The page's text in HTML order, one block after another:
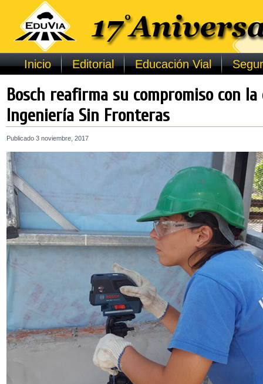
Inicio Editorial Educación Vial
Bosch reafirma su compromiso con
Ingeniería Sin Fronteras
Publicado 3 noviembre, 2017